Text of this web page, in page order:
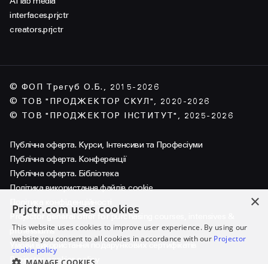
interfaces.prjctr
creators.prjctr
© ФОП Трегуб О.Б., 2015-2026
© ТОВ "ПРОДЖЕКТОР СКУЛ", 2020-2026
© ТОВ "ПРОДЖЕКТОР ІНСТИТУТ", 2025-2026
Публічна оферта. Курси, Інтенсиви та Професіуми
Публічна оферта. Конференції
Публічна оферта. Бібліотека
Політика використання файлів cookie
Projector general offer for purchasing courses, intensives &
professiums
Умови використання подарункових сертифікатів
Projector cookies policy
×
Prjctr.com uses cookies
This website uses cookies to improve user experience. By using our
website you consent to all cookies in accordance with our Projector
cookie policy